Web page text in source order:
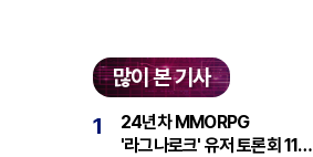
많이 본 기사
1
24년차 MMORPG
'라그나로크' 유저 토론회 11일